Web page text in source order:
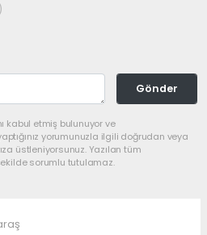
Gönder
kabul etmiş bulunuyor ve
yorumunuzla ilgili doğrudan veya
üstleniyorsunuz. Yazılan tüm
sorumlu tutulamaz.